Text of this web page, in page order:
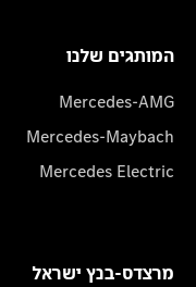
המותגים שלנו
Mercedes-AMG
Mercedes-Maybach
Mercedes Electric
מרצדס-בנץ ישראל